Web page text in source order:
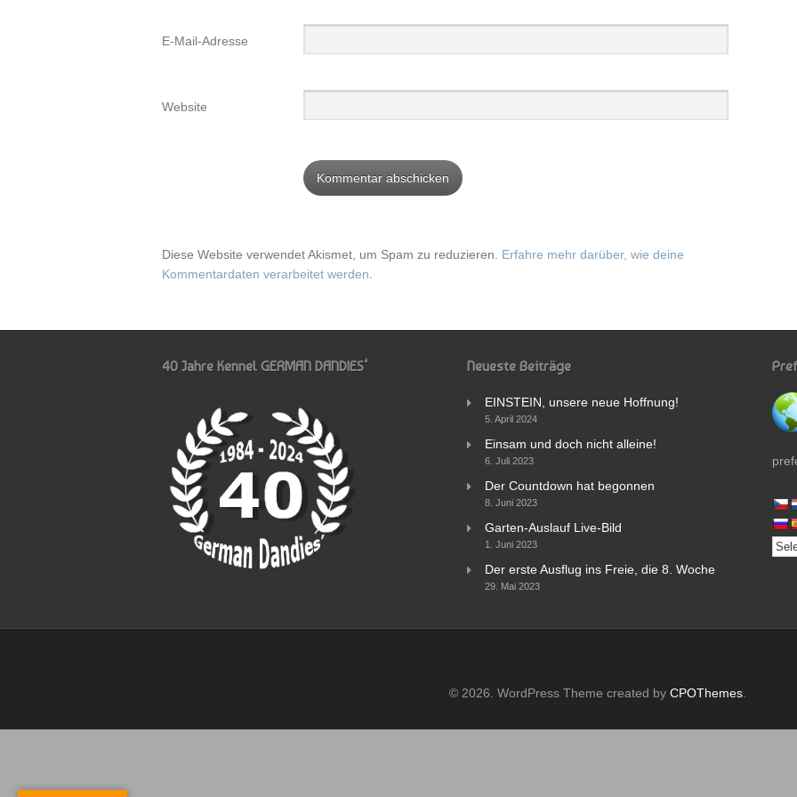
E-Mail-Adresse
Website
Diese Website verwendet Akismet, um Spam zu reduzieren. Erfahre mehr darüber, wie deine
Kommentardaten verarbeitet werden
40 Jahre Kennel GERMAN DANDIES‘ Neueste Beiträge
EINSTEIN, unsere neue Hoffnung!
5. April 2024
Einsam und doch nicht alleine!
6. Juli 2023
Der Countdown hat begonnen
8. Juni 2023
Garten-Auslauf Live-Bild
1. Juni 2023
Der erste Ausflug ins Freie, die 8. Woche
29. Mai 2023
© 2026. WordPress Theme created by CPOThemes